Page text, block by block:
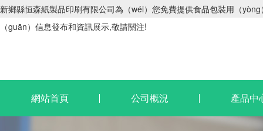
新鄉縣恒森紙製品印刷有限公司為（wéi）您免費提供食品包裝用（
（guān）信息發布和資訊展示,敬請關注!
網站首頁 公司概況 產品中